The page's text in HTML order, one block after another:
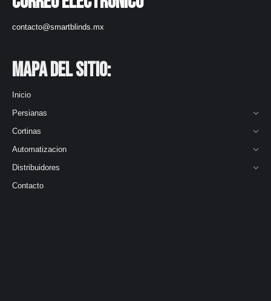
contacto@smartblinds.mx
Mapa del Sitio:
Inicio
Persianas
Cortinas
Automatizacion
Distribuidores
Contacto